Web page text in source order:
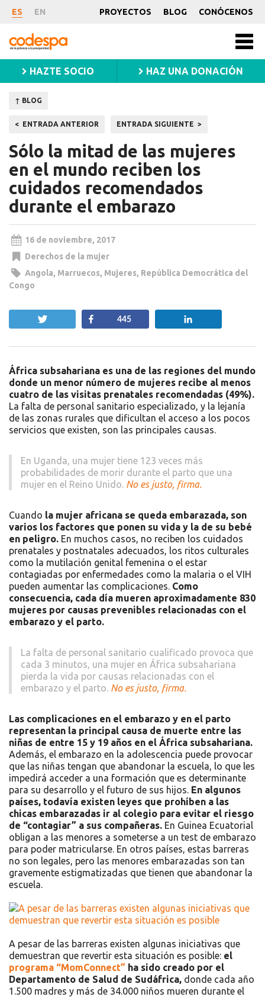
Noticia
ES EN PROYECTOS BLOG CONÓCENOS
CODESPA
HAZTE SOCIO HAZ UNA DONACIÓN
↑ BLOG
Navegación
de
entradas
ENTRADA ANTERIOR ENTRADA SIGUIENTE
Sólo la mitad de las mujeres
en el mundo reciben los
cuidados recomendados
durante el embarazo
16 de noviembre, 2017
Derechos de la mujer
Angola, Marruecos, Mujeres, República Democrática del
Congo
Compartir
445
África subsahariana es una de las regiones del mundo
donde un menor número de mujeres recibe al menos
cuatro de las visitas prenatales recomendadas (49%).
La falta de personal sanitario especializado, y la lejanía
de las zonas rurales que dificultan el acceso a los pocos
servicios que existen, son las principales causas.
En Uganda, una mujer tiene 123 veces más
probabilidades de morir durante el parto que una
mujer en el Reino Unido. No es justo, firma.
Cuando la mujer africana se queda embarazada, son
varios los factores que ponen su vida y la de su bebé
en peligro. En muchos casos, no reciben los cuidados
prenatales y postnatales adecuados, los ritos culturales
como la mutilación genital femenina o el estar
contagiadas por enfermedades como la malaria o el VIH
pueden aumentar las complicaciones. Como
consecuencia, cada día mueren aproximadamente 830
mujeres por causas prevenibles relacionadas con el
embarazo y el parto.
La falta de personal sanitario cualificado provoca que
cada 3 minutos, una mujer en África subsahariana
pierda la vida por causas relacionadas con el
embarazo y el parto. No es justo, firma.
Las complicaciones en el embarazo y en el parto
representan la principal causa de muerte entre las
niñas de entre 15 y 19 años en el África subsahariana.
Además, el embarazo en la adolescencia puede provocar
que las niñas tengan que abandonar la escuela, lo que les
impedirá acceder a una formación que es determinante
para su desarrollo y el futuro de sus hijos. En algunos
países, todavía existen leyes que prohíben a las
chicas embarazadas ir al colegio para evitar el riesgo
de “contagiar” a sus compañeras. En Guinea Ecuatorial
obligan a las menores a someterse a un test de embarazo
para poder matricularse. En otros países, estas barreras
no son legales, pero las menores embarazadas son tan
gravemente estigmatizadas que tienen que abandonar la
escuela.
A pesar de las barreras existen algunas iniciativas que
demuestran que revertir esta situación es posible: el
programa “MomConnect” ha sido creado por el
Departamento de Salud de Sudáfrica, donde cada año
1.500 madres y más de 34.000 niños mueren durante el